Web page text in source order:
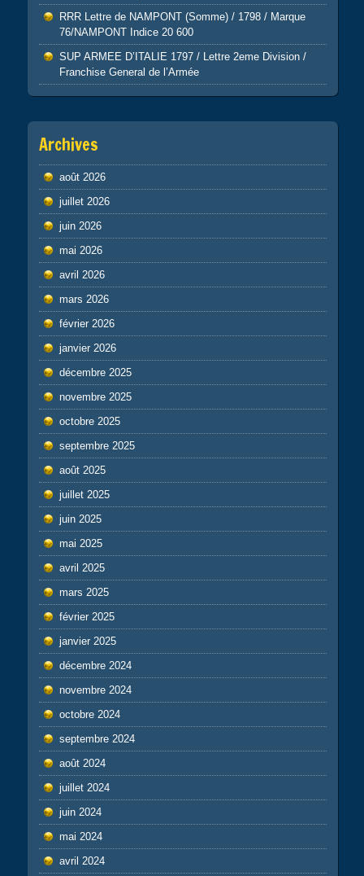
RRR Lettre de NAMPONT (Somme) / 1798 / Marque
76/NAMPONT Indice 20 600
SUP ARMEE D’ITALIE 1797 / Lettre 2eme Division /
Franchise General de l’Armée
Archives
août 2026
juillet 2026
juin 2026
mai 2026
avril 2026
mars 2026
février 2026
janvier 2026
décembre 2025
novembre 2025
octobre 2025
septembre 2025
août 2025
juillet 2025
juin 2025
mai 2025
avril 2025
mars 2025
février 2025
janvier 2025
décembre 2024
novembre 2024
octobre 2024
septembre 2024
août 2024
juillet 2024
juin 2024
mai 2024
avril 2024